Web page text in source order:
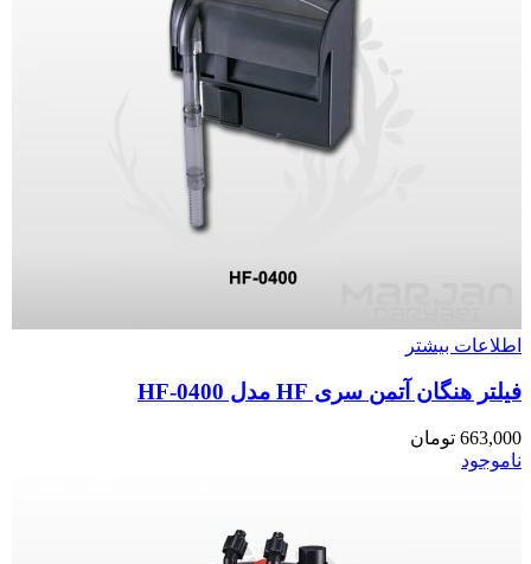
اطلاعات بیشتر
فیلتر هنگان آتمن سری HF مدل HF-0400
663,000 تومان
ناموجود